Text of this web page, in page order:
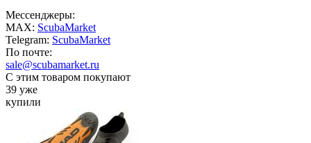
Мессенджеры:
MAX: ScubaMarket
Telegram: ScubaMarket
По почте:
sale@scubamarket.ru
С этим товаром покупают
39 уже
купили